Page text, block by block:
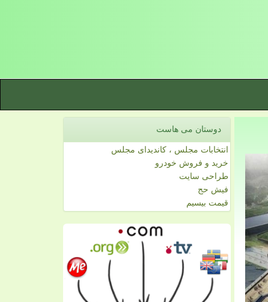
دوستان می هاست
انتخابات مجلس ، کاندیدای مجلس
خرید و فروش خودرو
طراحی سایت
فیش حج
قیمت بیسیم